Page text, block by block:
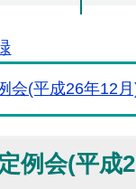
会(平成26年12
例会(平成